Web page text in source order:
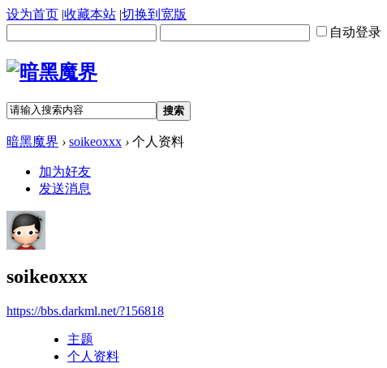
设为首页 |收藏本站 |切换到宽版
自动登录
搜索
暗黑魔界 › soikeoxxx › 个人资料
加为好友
发送消息
soikeoxxx
https://bbs.darkml.net/?156818
主题
个人资料